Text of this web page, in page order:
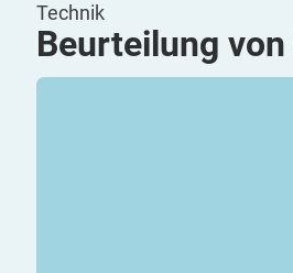
Technik
Beurteilung von